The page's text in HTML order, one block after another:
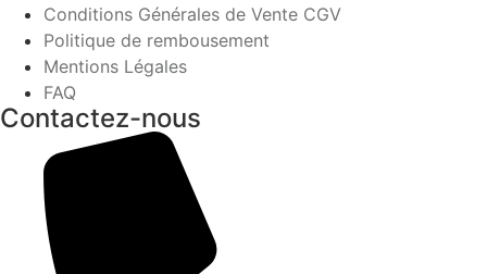
Conditions Générales de Vente CGV
Politique de rembousement
Mentions Légales
FAQ
Contactez-nous